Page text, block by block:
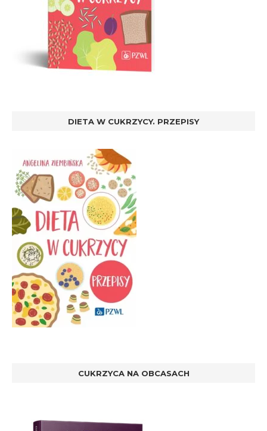
DIETA W CUKRZYCY. PRZEPISY
CUKRZYCA NA OBCASACH